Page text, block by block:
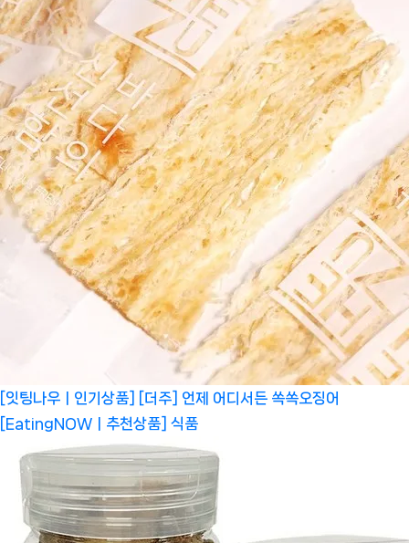
[잇팅나우ㅣ인기상품] [더주] 언제 어디서든 쏙쏙오징어
[EatingNOWㅣ추천상품] 식품